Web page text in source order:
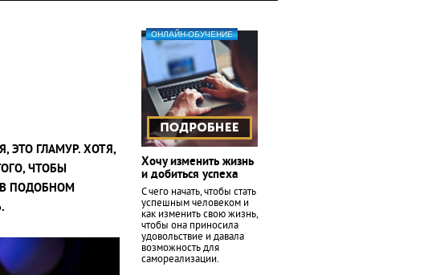
ОНЛАЙН-ОБУЧЕНИЕ
Хочу изменить жизнь
и добиться успеха
С чего начать, чтобы стать
успешным человеком и
как изменить свою жизнь,
чтобы она приносила
удовольствие и давала
возможность для
самореализации.
ЭТО ГЛАМУР. ХОТЯ,
ЧТОБЫ
ПОДОБНОМ